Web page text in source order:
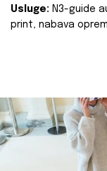
Usluge: N3-guide
print, nabava